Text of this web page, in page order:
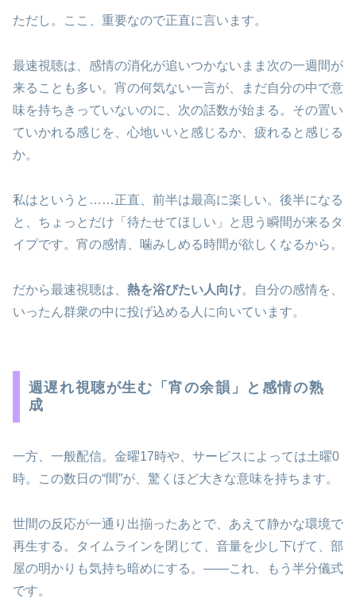
ただし。ここ、重要なので正直に言います。
最速視聴は、感情の消化が追いつかないまま次の一週間が
来ることも多い。宵の何気ない一言が、まだ自分の中で意
味を持ちきっていないのに、次の話数が始まる。その置い
ていかれる感じを、心地いいと感じるか、疲れると感じる
か。
私はというと……正直、前半は最高に楽しい。後半になる
と、ちょっとだけ「待たせてほしい」と思う瞬間が来るタ
イプです。宵の感情、噛みしめる時間が欲しくなるから。
だから最速視聴は、 熱を浴びたい人向け。自分の感情を、
いったん群衆の中に投げ込める人に向いています。
週遅れ視聴が生む「宵の余韻」と感情の熟
成
一方、一般配信。金曜17時や、サービスによっては土曜0
時。この数日の“間”が、驚くほど大きな意味を持ちます。
世間の反応が一通り出揃ったあとで、あえて静かな環境で
再生する。タイムラインを閉じて、音量を少し下げて、部
屋の明かりも気持ち暗めにする。――これ、もう半分儀式
です。